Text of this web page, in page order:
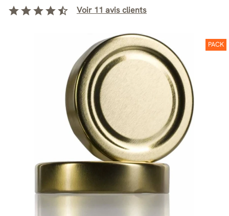
starstarstarstarstar_half Voir 11 avis clients
PACK